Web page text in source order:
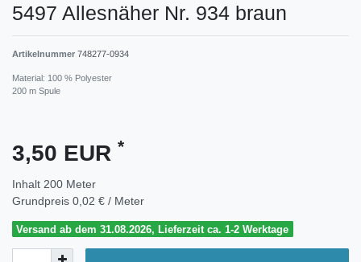
5497 Allesnäher Nr. 934 braun
Artikelnummer 748277-0934
Material: 100 % Polyester
200 m Spule
3,50 EUR *
Inhalt 200 Meter
Grundpreis 0,02 € / Meter
Versand ab dem 31.08.2026, Lieferzeit ca. 1-2 Werktage